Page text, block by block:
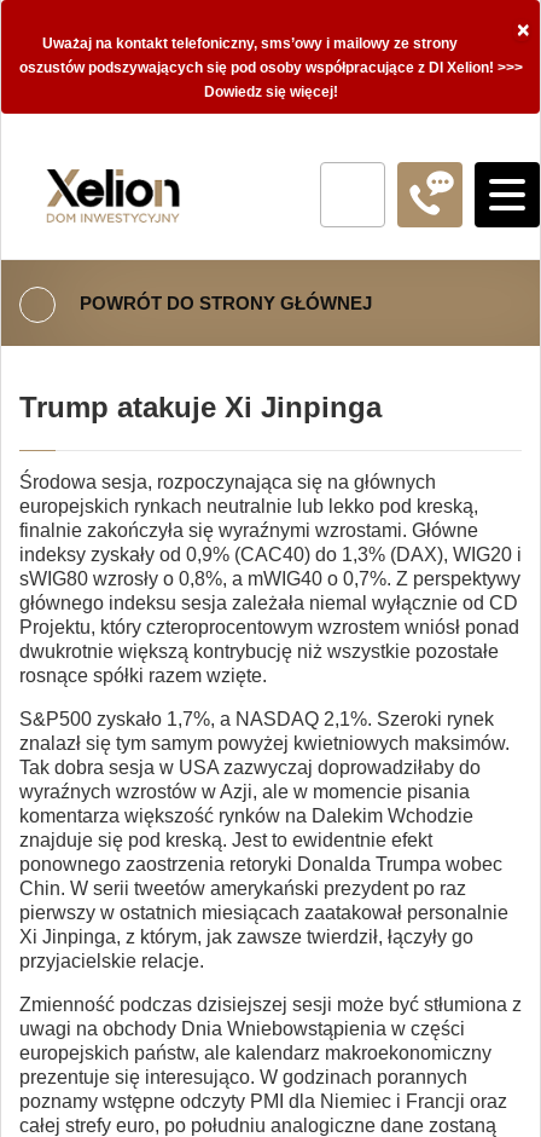
×
Uważaj na kontakt telefoniczny, sms’owy i mailowy ze strony
oszustów podszywających się pod osoby współpracujące z DI Xelion! >>>
Dowiedz się więcej!
POWRÓT DO STRONY GŁÓWNEJ
Trump atakuje Xi Jinpinga
Środowa sesja, rozpoczynająca się na głównych
europejskich rynkach neutralnie lub lekko pod kreską,
finalnie zakończyła się wyraźnymi wzrostami. Główne
indeksy zyskały od 0,9% (CAC40) do 1,3% (DAX), WIG20 i
sWIG80 wzrosły o 0,8%, a mWIG40 o 0,7%. Z perspektywy
głównego indeksu sesja zależała niemal wyłącznie od CD
Projektu, który czteroprocentowym wzrostem wniósł ponad
dwukrotnie większą kontrybucję niż wszystkie pozostałe
rosnące spółki razem wzięte.
S&P500 zyskało 1,7%, a NASDAQ 2,1%. Szeroki rynek
znalazł się tym samym powyżej kwietniowych maksimów.
Tak dobra sesja w USA zazwyczaj doprowadziłaby do
wyraźnych wzrostów w Azji, ale w momencie pisania
komentarza większość rynków na Dalekim Wchodzie
znajduje się pod kreską. Jest to ewidentnie efekt
ponownego zaostrzenia retoryki Donalda Trumpa wobec
Chin. W serii tweetów amerykański prezydent po raz
pierwszy w ostatnich miesiącach zaatakował personalnie
Xi Jinpinga, z którym, jak zawsze twierdził, łączyły go
przyjacielskie relacje.
Zmienność podczas dzisiejszej sesji może być stłumiona z
uwagi na obchody Dnia Wniebowstąpienia w części
europejskich państw, ale kalendarz makroekonomiczny
prezentuje się interesująco. W godzinach porannych
poznamy wstępne odczyty PMI dla Niemiec i Francji oraz
całej strefy euro, po południu analogiczne dane zostaną